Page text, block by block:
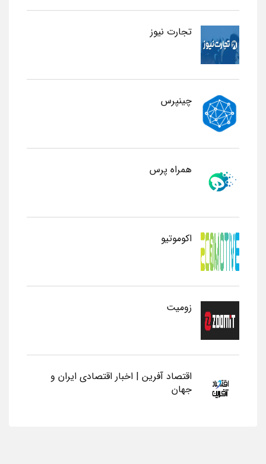
تجارت نیوز
چینپرس
همراه پرس
اکوموتیو
زومیت
اقتصاد آفرین | اخبار اقتصادی ایران و
جهان